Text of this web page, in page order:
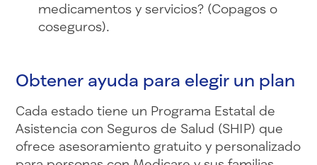
medicamentos y servicios? (Copagos o
coseguros).
Obtener ayuda para elegir un plan
Cada estado tiene un Programa Estatal de
Asistencia con Seguros de Salud (SHIP) que
ofrece asesoramiento gratuito y personalizado